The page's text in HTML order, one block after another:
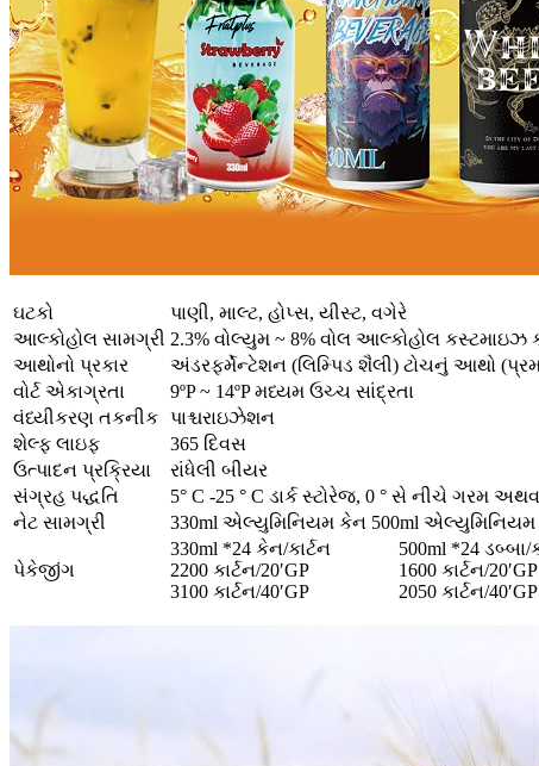
ઘટકો
પાણી, માલ્ટ, હોપ્સ, યીસ્ટ, વગેરે
આલ્કોહોલ સામગ્રી 2.3% વોલ્યુમ ~ 8% વોલ આલ્કોહોલ કસ્ટમાઇઝ
આથોનો પ્રકાર
અંડરફર્મેન્ટેશન (લિમ્પિડ શૈલી) ટોચનું આથો
વોર્ટ એકાગ્રતા
9ºP ~ 14ºP મધ્યમ ઉચ્ચ સાંદ્રતા
વંધ્યીકરણ તકનીક પાશ્ચરાઇઝેશન
શેલ્ફ લાઇફ
365 દિવસ
ઉત્પાદન પ્રક્રિયા
રાંધેલી બીયર
સંગ્રહ પદ્ધતિ
5° C -25 ° C ડાર્ક સ્ટોરેજ, 0 ° સે નીચે ગરમ
નેટ સામગ્રી
330ml એલ્યુમિનિયમ કેન 500ml
પેકેજીંગ
330ml *24 કેન/કાર્ટન
2200 કાર્ટન/20′GP
3100 કાર્ટન/40′GP
500ml *24 ડબ્બા/
1600 કાર્ટન/
2050 કાર્ટન/